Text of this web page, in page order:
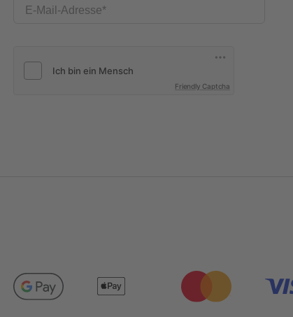
E-Mail-Adresse
Friendly Captcha